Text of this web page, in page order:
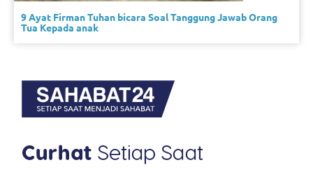
9 Ayat Firman Tuhan bicara Soal Tanggung Jawab Orang
Tua Kepada anak